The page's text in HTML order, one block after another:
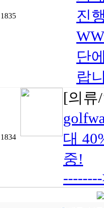
1835
진
단
랍
1834
[의류
대
중!